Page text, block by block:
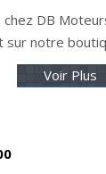
DB
sur notre
Voir Plus